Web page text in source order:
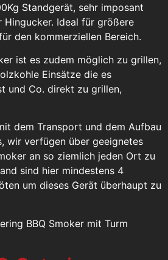
Standgerät, sehr imposant
Hingucker. Ideal für größere
den kommerziellen Bereich.
ist es zudem möglich zu grillen,
Einsätze die es
und Co. direkt zu grillen,
dem Transport und dem Aufbau
wir verfügen über geeignetes
an so ziemlich jeden Ort zu
sind hier mindestens 4
um dieses Gerät überhaupt zu
BBQ Smoker mit Turm